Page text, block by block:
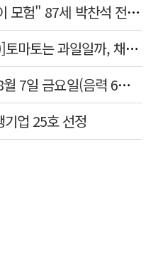
[털보기자의 '그사람']"一生이 모험" 87세 박찬석 전 경북대 총장
[이야기로 만나는 약선(藥膳)]토마토는 과일일까, 채소일까
[더사주 오늘의 띠별 운세] <8월 7일 금요일(음력 6월25일)>
업 25호 선정